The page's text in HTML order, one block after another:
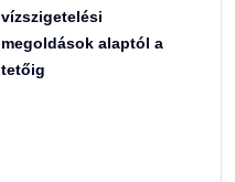
vízszigetelési
megoldások alaptól a
tetőig